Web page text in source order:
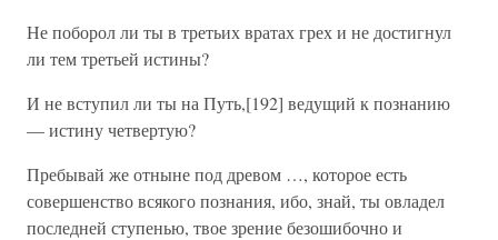
Не поборол ли ты в третьих вратах грех и не достигнул
ли тем третьей истины?
И не вступил ли ты на Путь,[192] ведущий к познанию
— истину четвертую?
Пребывай же отныне под древом …, которое есть
совершенство всякого познания, ибо, знай, ты овладел
последней ступенью, твое зрение безошибочно и